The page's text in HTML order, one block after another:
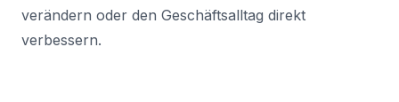
verändern oder den Geschäftsalltag direkt
verbessern.